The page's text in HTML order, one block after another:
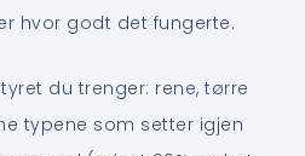
hvor godt det fungerte.
du trenger: rene, tørre
typene som setter igjen